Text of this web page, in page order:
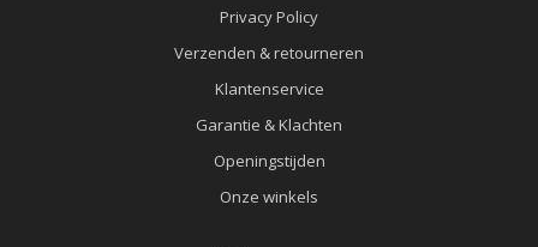
Privacy Policy
Verzenden & retourneren
Klantenservice
Garantie & Klachten
Openingstijden
Onze winkels